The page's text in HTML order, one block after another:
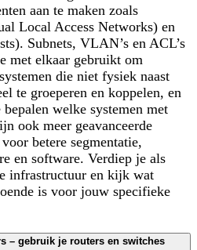
aan te maken zoals
Local Access Networks) en
Subnets, VLAN’s en ACL’s
met elkaar gebruikt om
die niet fysiek naast
te groeperen en koppelen, en
welke systemen met
ook meer geavanceerde
betere segmentatie,
en software. Verdiep je als
infrastructuur en kijk wat
is voor jouw specifieke
– gebruik je routers en switches